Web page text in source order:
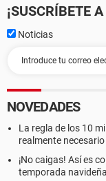
¡SUSCRÍBETE
Noticias
NOVEDADES
La regla de los 10
realmente
¡No caigas! Así es
temporada navideña